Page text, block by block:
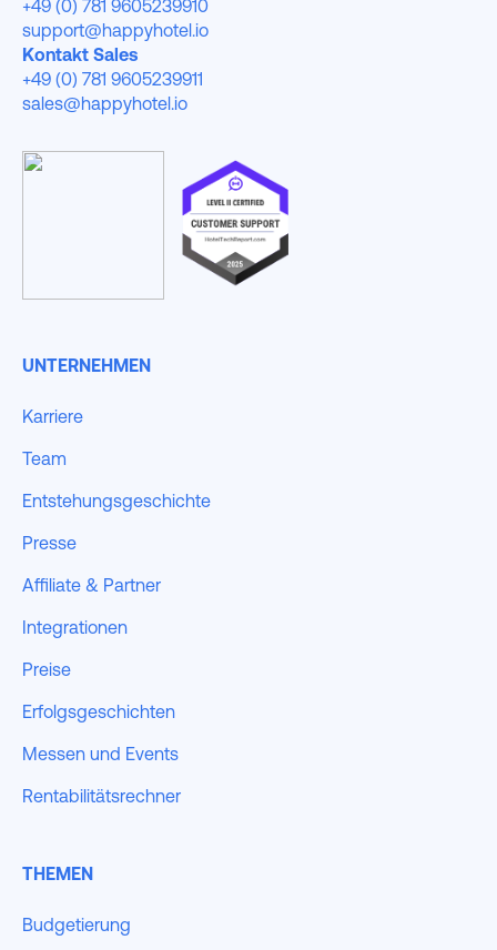
+49 (0) 781 9605239910
support@happyhotel.io
Kontakt Sales
+49 (0) 781 9605239911
sales@happyhotel.io
UNTERNEHMEN
Karriere
Team
Entstehungsgeschichte
Presse
Affiliate & Partner
Integrationen
Preise
Erfolgsgeschichten
Messen und Events
Rentabilitätsrechner
THEMEN
Budgetierung